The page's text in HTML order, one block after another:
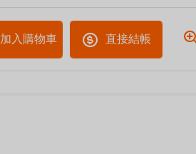
加入購物車 直接結帳